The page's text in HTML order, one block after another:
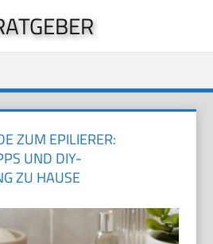
ZUM EPILIERER:
UND DIY-
ZU HAUSE